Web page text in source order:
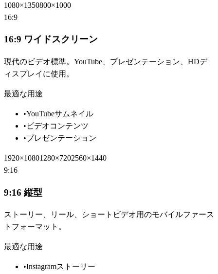
1080×1350800×1000
16:9
16:9 ワイドスクリーン
現代のビデオ標準。YouTube、プレゼンテーション、HDデ
ィスプレイに使用。
最適な用途
•YouTubeサムネイル
• ビデオコンテンツ
•プレゼンテーション
1920×10801280×7202560×1440
9:16
9:16 縦型
ストーリー、リール、ショートビデオ用のモバイルファース
トフォーマット。
最適な用途
•Instagramストーリー